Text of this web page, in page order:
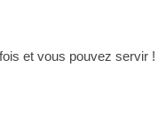
et vous pouvez servir !